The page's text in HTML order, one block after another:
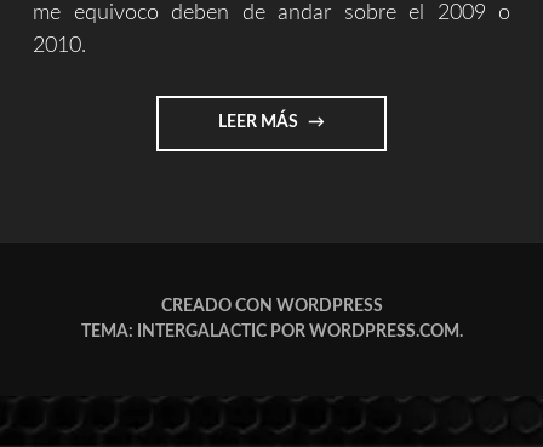
me equivoco deben de andar sobre el 2009 o
2010.
LEER MÁS "FOTOS
CONCIERTO
CREADO CON WORDPRESS
TEMA: INTERGALACTIC POR WORDPRESS.COM.